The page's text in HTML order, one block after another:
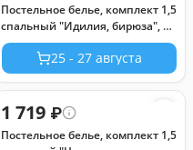
Постельное белье, комплект 1,5
спальный "Идилия, бирюза", 4
предмета: пододеяльник
145х215см, простыня
150х215см, 2 наволочки
70х70см с клапаном-запахом,
бязь "Комфорт" 121г/м2, хлопок
100%, упаковка "классическая"
ПВХ 32х41х2,5см, "Домашняя
25 - 27 августа
1 719 ₽
Постельное белье, комплект 1,5